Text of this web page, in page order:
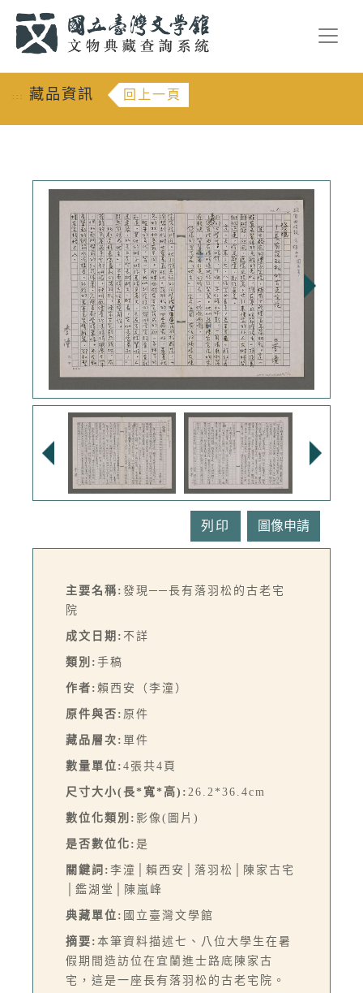
::: 藏品資訊 回上一頁
列印
主要名稱: 發現──長有落羽松的古老宅
院
成文日期: 不詳
類別: 手稿
作者: 賴西安（李潼）
原件與否: 原件
藏品層次: 單件
數量單位: 4張共4頁
尺寸大小(長*寬*高): 26.2*36.4cm
數位化類別: 影像(圖片)
是否數位化: 是
關鍵詞: 李潼│賴西安│落羽松│陳家古宅
│鑑湖堂│陳嵐峰
典藏單位: 國立臺灣文學館
摘要: 本筆資料描述七、八位大學生在暑
假期間造訪位在宜蘭進士路底陳家古
宅，這是一座長有落羽松的古老宅院。